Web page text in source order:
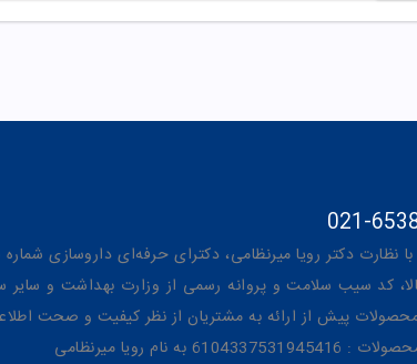
021-
دکتر رویا میرنظامی، دکترای حرفه‌ای داروسازی شماره نظام پزشکی: د-
کد سیب سلامت و پروانه رسمی از وزارت بهداشت و سایر
محصولات پیش از ارائه به مشتریان از نظر کیفیت و صحت
نام رویا میرنظامی